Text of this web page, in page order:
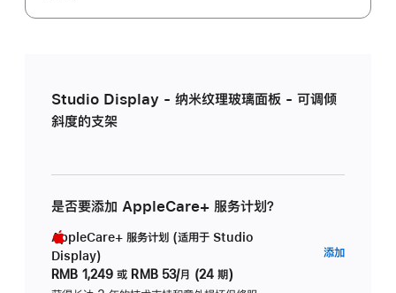
Studio Display - 纳米纹理玻璃面板 - 可调倾
斜度的支架
是否要添加 AppleCare+ 服务计划？
AppleCare+ 服务计划 (适用于 Studio
Display)
RMB 1,249 或 RMB 53/月 (24 期)
添加